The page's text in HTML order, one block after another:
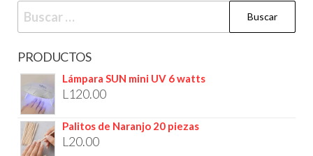
PRODUCTOS
Lámpara SUN mini UV 6 watts
L 120.00
Palitos de Naranjo 20 piezas
L 20.00